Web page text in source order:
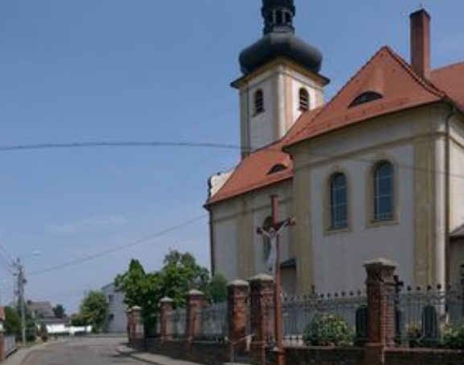
Opolskiej
pomoc udzielaną
Opole, dnia 23.10.2025 r.
nawiedziła Opolszczyznę. Okoliczność ta jest okazją do
za los tych, którzy ucierpieli wskutek żywiołu. Świat
W całym społeczeństwie została wyzwolona ogromna